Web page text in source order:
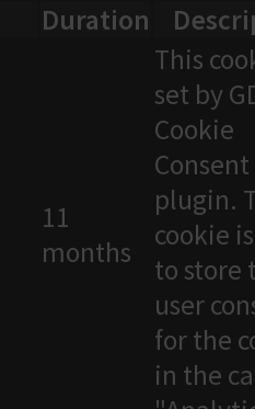
Duration
11
months
This
set by
Cookie
Consent
plugin.
cookie
to store
user
for the
in the